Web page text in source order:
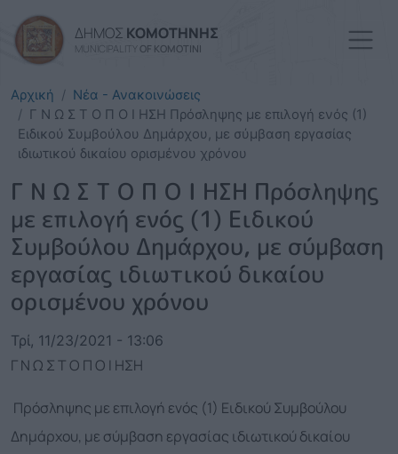
ΔΗΜΟΣ ΚΟΜΟΤΗΝΗΣ
MUNICIPALITY OF KOMOTINI
Αρχική
Νέα - Ανακοινώσεις
Γ Ν Ω Σ Τ Ο Π Ο Ι ΗΣΗ Πρόσληψης με επιλογή ενός (1)
Ειδικού Συμβούλου Δημάρχου, με σύμβαση εργασίας
ιδιωτικού δικαίου ορισμένου χρόνου
Γ Ν Ω Σ Τ Ο Π Ο Ι ΗΣΗ Πρόσληψης
με επιλογή ενός (1) Ειδικού
Συμβούλου Δημάρχου, με σύμβαση
εργασίας ιδιωτικού δικαίου
ορισμένου χρόνου
Τρί, 11/23/2021 - 13:06
Γ Ν Ω Σ Τ Ο Π Ο Ι ΗΣΗ
Πρόσληψης με επιλογή ενός (1) Ειδικού Συμβούλου
Δημάρχου, με σύμβαση εργασίας ιδιωτικού δικαίου